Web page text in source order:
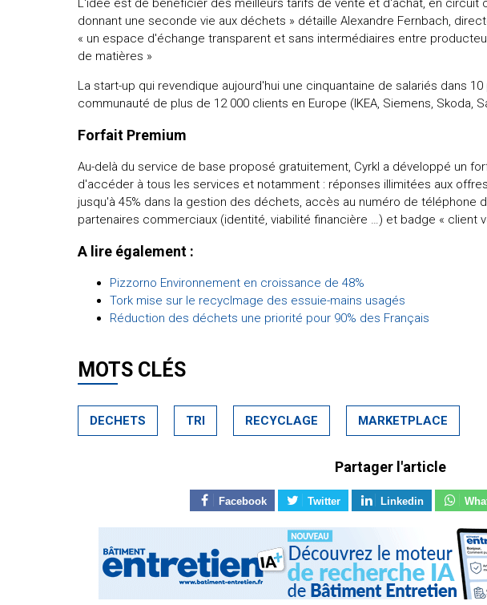
L'idée est de bénéficier des meilleurs tarifs de vente et d'achat, en circuit
donnant une seconde vie aux déchets » détaille Alexandre Fernbach,
« un espace d'échange transparent et sans intermédiaires entre
de matières »
La start-up qui revendique aujourd'hui une cinquantaine de salariés dans
communauté de plus de 12 000 clients en Europe (IKEA, Siemens, Skoda,
Forfait Premium
Au-delà du service de base proposé gratuitement, Cyrkl a développé un
d'accéder à tous les services et notamment : réponses illimitées aux
jusqu'à 45% dans la gestion des déchets, accès au numéro de téléphone
partenaires commerciaux (identité, viabilité financière …) et badge « client
A lire également :
Pizzorno Environnement en croissance de 48%
Tork mise sur le recyclmage des essuie-mains usagés
Réduction des déchets une priorité pour 90% des Français
MOTS CLÉS
DECHETS TRI RECYCLAGE MARKETPLACE
Partager l'article
Facebook Twitter Linkedin